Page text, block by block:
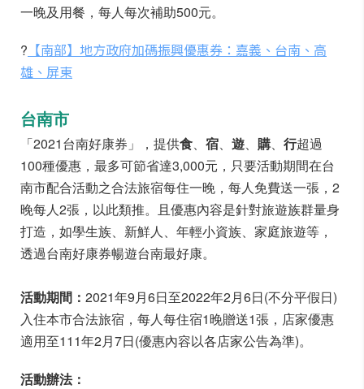
一晚及用餐，每人每次補助500元。
? 【南部】地方政府加碼振興優惠券：嘉義、台南、高
雄、屏東
台南市
「2021台南好康券」，提供食、 宿、 遊、 購、 行超過
100種優惠，最多可節省達3,000元，只要活動期間在台
南市配合活動之合法旅宿每住一晚，每人免費送一張，2
晚每人2張，以此類推。且優惠內容是針對旅遊族群量身
打造，如學生族、新鮮人、年輕小資族、家庭旅遊等，
透過台南好康券暢遊台南最好康。
活動期間： 2021年9月6日至2022年2月6日(不分平假日)
入住本市合法旅宿，每人每住宿1晚贈送1張，店家優惠
適用至111年2月7日(優惠內容以各店家公告為準)。
活動辦法：